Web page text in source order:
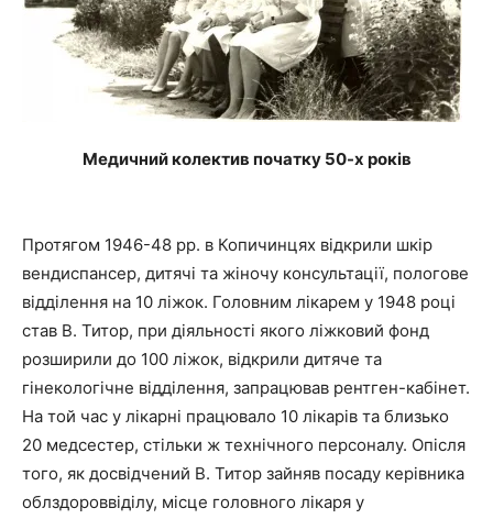
Медичний колектив початку 50-х років
Протягом 1946-48 рр. в Копичинцях відкрили шкір
вендиспансер, дитячі та жіночу консультації, пологове
відділення на 10 ліжок. Головним лікарем у 1948 році
став В. Титор, при діяльності якого ліжковий фонд
розширили до 100 ліжок, відкрили дитяче та
гінекологічне відділення, запрацював рентген-кабінет.
На той час у лікарні працювало 10 лікарів та близько
20 медсестер, стільки ж технічного персоналу. Опісля
того, як досвідчений В. Титор зайняв посаду керівника
облздороввіділу, місце головного лікаря у